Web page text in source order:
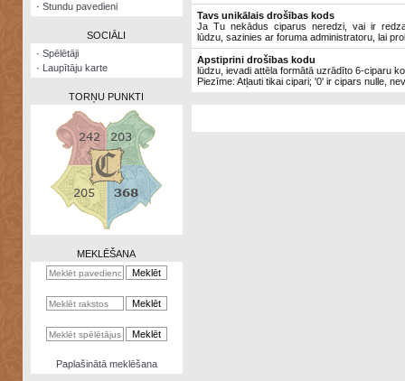
Zināšanu
kalkulators
Nomētātās
· Stundu pavedieni
SOCIĀLI
· Spēlētāji
· Laupītāju karte
TORŅU PUNKTI
MEKLĒŠANA
Paplašinātā meklēšana
Tavs unikālais drošības kods
Ja Tu nekādus ciparus neredzi, vai ir
lūdzu, sazinies ar foruma administratoru, lai
Apstiprini drošības kodu
lūdzu, ievadi attēla formātā uzrādīto 6-ciparu
Piezīme: Atļauti tikai cipari; '0' ir cipars nulle,